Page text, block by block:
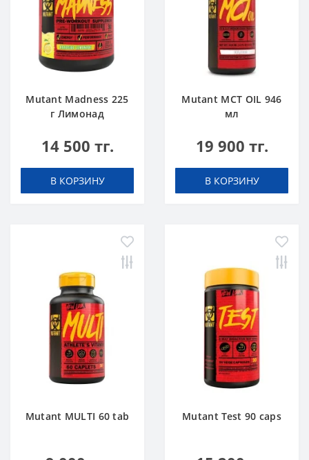
Mutant Madness 225
г Лимонад
14 500 тг.
В КОРЗИНУ
Mutant MCT OIL 946
мл
19 900 тг.
В КОРЗИНУ
Mutant MULTI 60 tab Mutant Test 90 caps